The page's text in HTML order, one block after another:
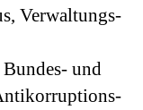
Verwaltungs­
und